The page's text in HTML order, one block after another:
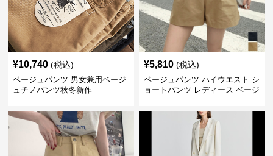
¥10,740 (税込)
ベージュパンツ 男女兼用ベージ
ュチノパンツ秋冬新作
¥5,810 (税込)
ベージュパンツ ハイウエスト シ
ョートパンツ レディース ベージ